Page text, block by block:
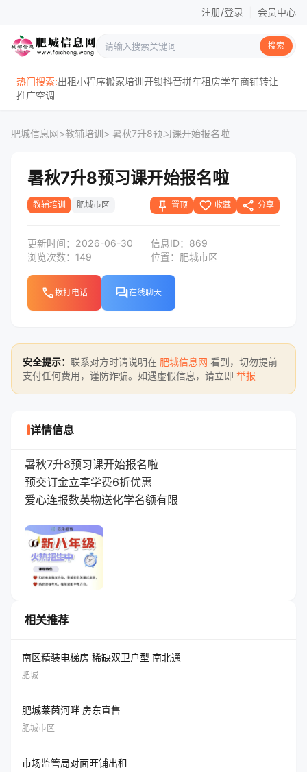
注册/登录 会员中心
搜索
热门搜索:出租小程序搬家培训开锁抖音拼车租房学车商铺转让
推广空调
肥城信息网>教辅培训> 暑秋7升8预习课开始报名啦
暑秋7升8预习课开始报名啦
教辅培训 肥城市区 push_pin 置顶 favorite_border 收藏 share 分享
更新时间：2026-06-30
信息ID：869
浏览次数：149
位置：肥城市区
phone拨打电话 forum在线聊天
安全提示： 联系对方时请说明在 肥城信息网 看到，切勿提前
支付任何费用，谨防诈骗。如遇虚假信息，请立即 举报
详情信息
暑秋7升8预习课开始报名啦
预交订金立享学费6折优惠
爱心连报数英物送化学名额有限
相关推荐
南区精装电梯房 稀缺双卫户型 南北通
肥城
肥城莱茵河畔 房东直售
肥城市区
市场监管局对面旺铺出租